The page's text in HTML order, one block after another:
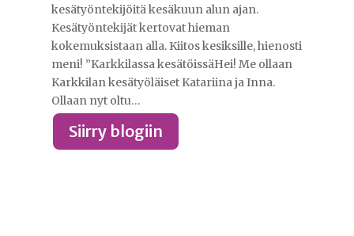
kesätyöntekijöitä kesäkuun alun ajan.
Kesätyöntekijät kertovat hieman
kokemuksistaan alla. Kiitos kesiksille, hienosti
meni! ”Karkkilassa kesätöissäHei! Me ollaan
Karkkilan kesätyöläiset Katariina ja Inna.
Ollaan nyt oltu…
Siirry blogiin